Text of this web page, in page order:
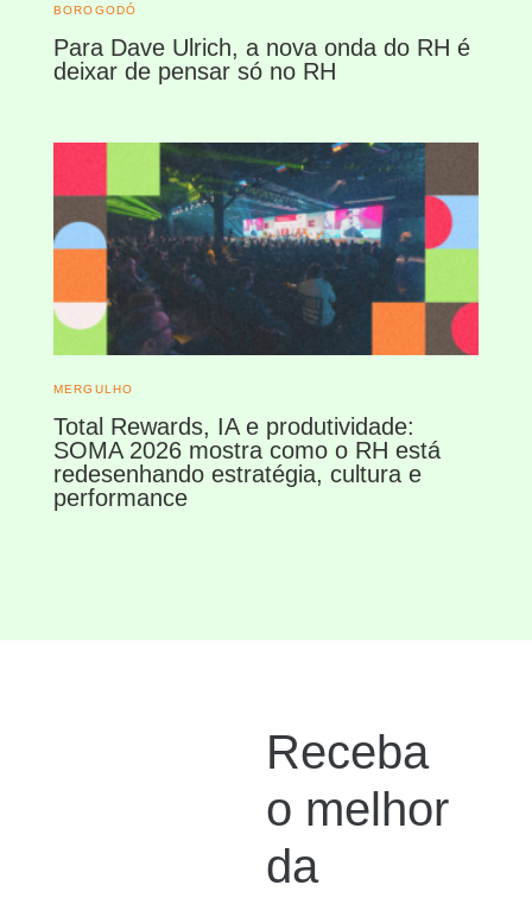
BOROGODÓ
Para Dave Ulrich, a nova onda do RH é
deixar de pensar só no RH
MERGULHO
Total Rewards, IA e produtividade:
SOMA 2026 mostra como o RH está
redesenhando estratégia, cultura e
performance
Receba
o melhor
da